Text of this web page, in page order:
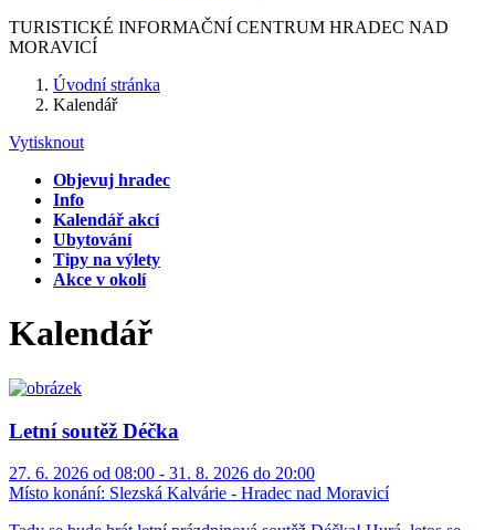
TURISTICKÉ INFORMAČNÍ CENTRUM HRADEC NAD
MORAVICÍ
Úvodní stránka
Kalendář
Vytisknout
Objevuj hradec
Info
Kalendář akcí
Ubytování
Tipy na výlety
Akce v okolí
Kalendář
Letní soutěž Déčka
27. 6. 2026 od 08:00 - 31. 8. 2026 do 20:00
Místo konání: Slezská Kalvárie - Hradec nad Moravicí